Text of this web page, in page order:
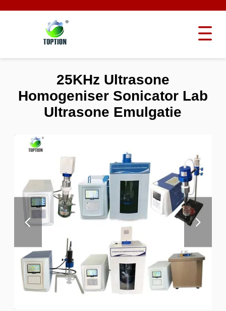
25KHz Ultrasone
Homogeniser Sonicator Lab
Ultrasone Emulgatie